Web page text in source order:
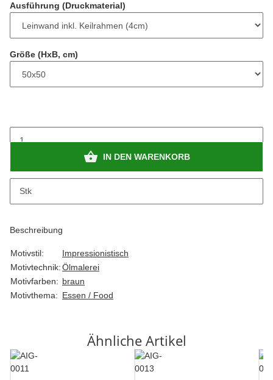
Ausführung (Druckmaterial)
Größe (HxB, cm)
Stk
IN DEN WARENKORB
Beschreibung
Motivstil:
Impressionistisch
Motivtechnik:Ölmalerei
Motivfarben: braun
Motivthema: Essen / Food
Ähnliche Artikel